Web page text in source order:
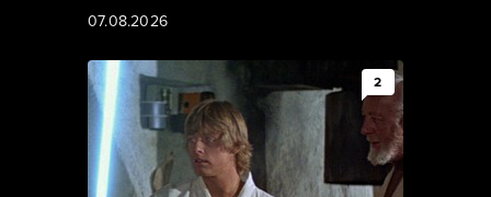
07.08.2026
2